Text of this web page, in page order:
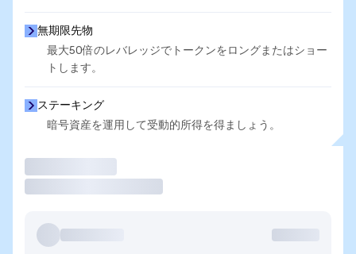
無期限先物
最大50倍のレバレッジでトークンをロングまたはショー
トします。
ステーキング
暗号資産を運用して受動的所得を得ましょう。